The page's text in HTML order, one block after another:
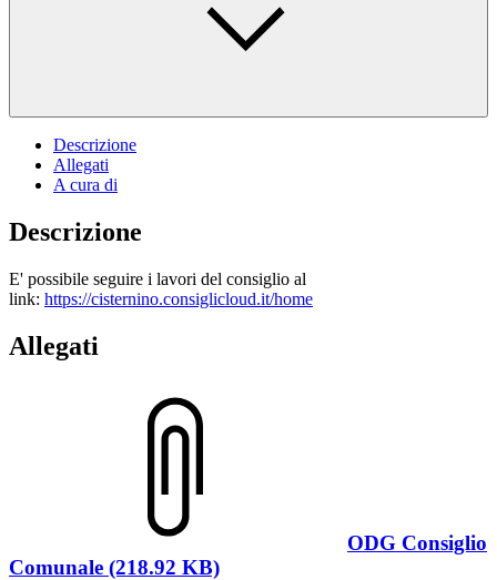
Descrizione
Allegati
A cura di
Descrizione
E' possibile seguire i lavori del consiglio al
link: https://cisternino.consiglicloud.it/home
Allegati
ODG Consiglio
Comunale (218.92 KB)